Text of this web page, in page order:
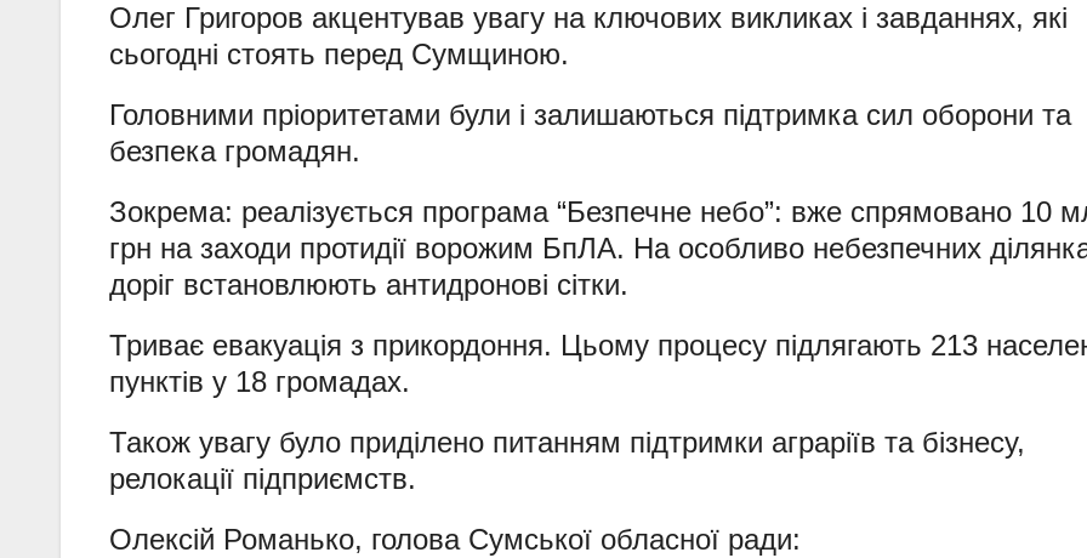
Олег Григоров акцентував увагу на ключових викликах і завданнях, які
сьогодні стоять перед Сумщиною.
Головними пріоритетами були і залишаються підтримка сил оборони та
безпека громадян.
Зокрема: реалізується програма “Безпечне небо”: вже спрямовано 10
грн на заходи протидії ворожим БпЛА. На особливо небезпечних
доріг встановлюють антидронові сітки.
Триває евакуація з прикордоння. Цьому процесу підлягають 213
пунктів у 18 громадах.
Також увагу було приділено питанням підтримки аграріїв та бізнесу,
релокації підприємств.
Олексій Романько, голова Сумської обласної ради: